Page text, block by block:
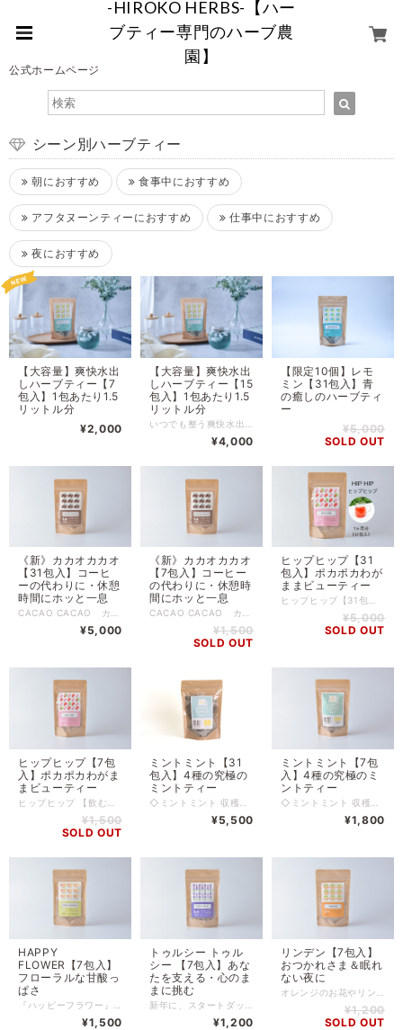
-HIROKO HERBS-【ハー
ブティー専門のハーブ農
園】
公式ホームページ
シーン別ハーブティー
朝におすすめ 食事中におすすめ
アフタヌーンティーにおすすめ 仕事中におすすめ
夜におすすめ
【大容量】爽快水出
しハーブティー【7
包入】1包あたり1.5
リットル分
¥2,000
【大容量】爽快水出
しハーブティー【15
包入】1包あたり1.5
リットル分
¥4,000
【限定10個】レモ
ミン【31包入】青
の癒しのハーブティ
ー
¥5,000
SOLD OUT
《新》カカオカカオ
【31包入】コーヒ
ーの代わりに・休憩
時間にホッと一息
CACAO CACAO カカオカカオ【31包入】 カカオハスク（カカオの殻）を使った 濃厚なカカオの香りが広がるスペシャルティー。 チョコレートの主原料・カカオの実を包むカカオハスクを 贅沢にブレンドした大人なブレンドに生まれ変わりました！ ふんわりと香るシナモンの控えめな甘さと身体を温めるジンジャーに、 ダンディライオンの落ち着きのある ”コーヒーのような香ばしい大人な味わい”。 ほっと一息、休憩タイムにオススメ。 ～こんな時にオススメ～ ● コーヒーを飲みたい気分、でもカフェインはあまり取りたくない、、 ※カカオハスクには、微量のカフェインが含まれています。 ●仕事の合間やリラックスタイムに、気分を切り替えたいときに ●胃痛・食欲不振や肝臓を労わりたいとき ●寒い冬にホッと身体も温まるドリンクが飲みたい ＊オススメアレンジ＊ ●お好みでミルクとお砂糖(または、ハチミツ)で割って、カカオラテ風に！ ●赤ワインに2～3時間漬け込んで、コクを出すこともOK！ ※掲載写真は7包入パッケージです。 ※領収書発行のご希望について※ 領収書発行は不可となります。 同封する「納品書」またはお買い上げ時に届くメールを「請求書」として保管してください。
¥5,000
《新》カカオカカオ
【7包入】コーヒー
の代わりに・休憩時
間にホッと一息
CACAO CACAO カカオカカオ【7包入】 カカオハスク（カカオの殻）を使った 濃厚なカカオの香りが広がるスペシャルティー。 チョコレートの主原料・カカオの実を包む「カカオハスク」を 贅沢にブレンドした大人なブレンドに生まれ変わりました！ ふんわりと香るシナモンの控えめな甘さと身体を温めるジンジャーに、 ダンディライオンの落ち着きのある ”コーヒーのような香ばしい大人な味わい”。 ほっと一息、休憩タイムにオススメ。 ～こんな時にオススメ～ ● コーヒーを飲みたい気分、でもカフェインはあまり取りたくない、、 ●仕事の合間やリラックスタイムに、気分を切り替えたいときに ●胃痛・食欲不振や肝臓を労わりたいとき ●寒い冬にホッと身体も温まるドリンクが飲みたい ＊オススメアレンジ＊ ●お好みでミルクとお砂糖(または、ハチミツ)で割って、カカオラテ風に！ ●赤ワインに2～3時間漬け込んで、コクを出すこともOK！ ※領収書発行のご希望について※ 領収書発行は不可となります。 同封する「納品書」またはお買い上げ時に届くメールを「請求書」として保管してください。
¥1,500
SOLD OUT
ヒップヒップ【31
包入】ポカポカわが
ままビューティー
¥5,000
SOLD OUT
ヒップヒップ【7包
入】ポカポカわがま
まビューティー
¥1,500
SOLD OUT
ミントミント【31
包入】4種の究極の
ミントティー
¥5,500
ミントミント【7包
入】4種の究極のミ
ントティー
¥1,800
HAPPY
FLOWER【7包入】
フローラルな甘酸っ
ぱさ
¥1,500
トゥルシー トゥル
シー 【7包入】あな
たを支える・心のま
まに挑む
¥1,200
リンデン【7包入】
おつかれさま＆眠れ
ない夜に
¥1,200
SOLD OUT